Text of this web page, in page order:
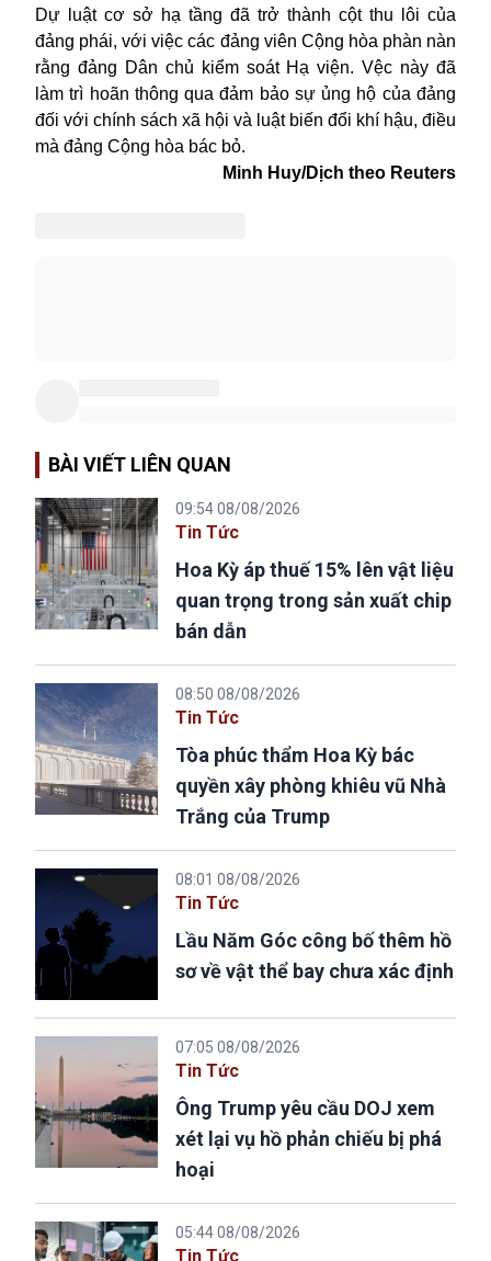
Dự luật cơ sở hạ tầng đã trở thành cột thu lôi của
đảng phái, với việc các đảng viên Cộng hòa phàn nàn
rằng đảng Dân chủ kiểm soát Hạ viện. Vệc này đã
làm trì hoãn thông qua đảm bảo sự ủng hộ của đảng
đối với chính sách xã hội và luật biến đổi khí hậu, điều
mà đảng Cộng hòa bác bỏ.
Minh Huy/Dịch theo Reuters
BÀI VIẾT LIÊN QUAN
09:54 08/08/2026
Tin Tức
Hoa Kỳ áp thuế 15% lên vật liệu
quan trọng trong sản xuất chip
bán dẫn
08:50 08/08/2026
Tin Tức
Tòa phúc thẩm Hoa Kỳ bác
quyền xây phòng khiêu vũ Nhà
Trắng của Trump
08:01 08/08/2026
Tin Tức
Lầu Năm Góc công bố thêm hồ
sơ về vật thể bay chưa xác định
07:05 08/08/2026
Tin Tức
Ông Trump yêu cầu DOJ xem
xét lại vụ hồ phản chiếu bị phá
hoại
05:44 08/08/2026
Tin Tức